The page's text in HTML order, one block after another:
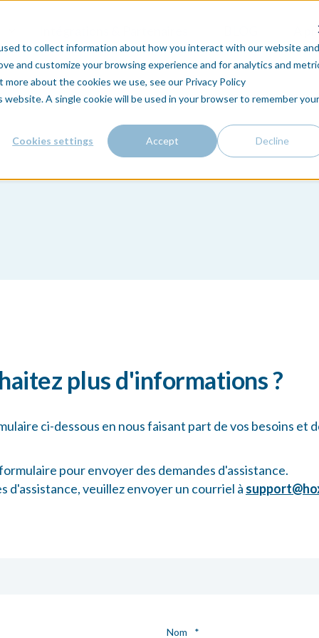
to collect information about how you interact with our website and
and customize your browsing experience and for analytics and
about the cookies we use, see our Privacy Policy
A single cookie will be used in your browser to remember your
Cookies settings Accept Decline
A
plus d'informations ?
ci-dessous en nous faisant part de vos besoins et
pour envoyer des demandes d'assistance.
d'assistance, veuillez envoyer un courriel à
Nom *